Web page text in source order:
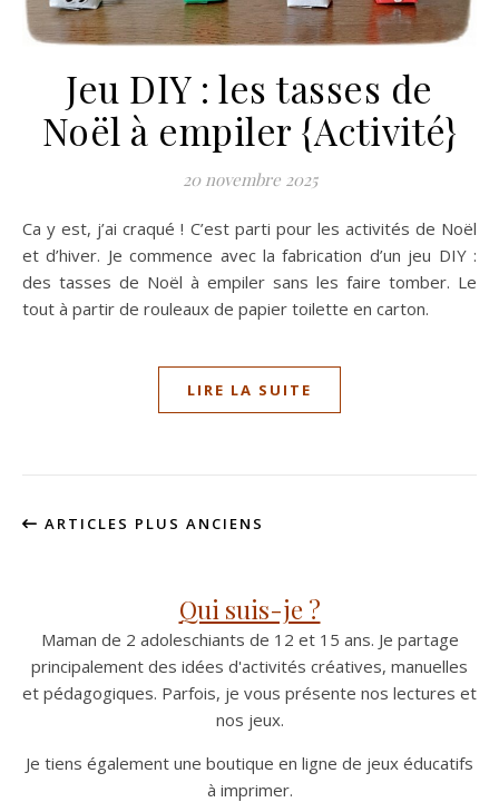
Jeu DIY : les tasses de
Noël à empiler {Activité}
20 novembre 2025
Ca y est, j’ai craqué ! C’est parti pour les activités de Noël
et d’hiver. Je commence avec la fabrication d’un jeu DIY :
des tasses de Noël à empiler sans les faire tomber. Le
tout à partir de rouleaux de papier toilette en carton.
LIRE LA SUITE
ARTICLES PLUS ANCIENS
Qui suis-je ?
Maman de 2 adoleschiants de 12 et 15 ans. Je partage
principalement des idées d'activités créatives, manuelles
et pédagogiques. Parfois, je vous présente nos lectures et
nos jeux.
Je tiens également une boutique en ligne de jeux éducatifs
à imprimer.